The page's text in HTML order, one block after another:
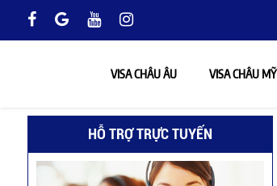
VISA CHÂU ÂU VISA CHÂU MỸ
HỖ TRỢ TRỰC TUYẾN